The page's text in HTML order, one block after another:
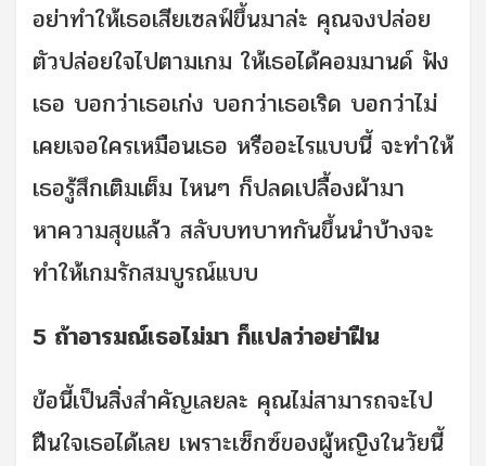
อย่าทำให้เธอเสียเซลฟ์ขึ้นมาล่ะ คุณจงปล่อย
ตัวปล่อยใจไปตามเกม ให้เธอได้คอมมานด์ ฟัง
เธอ บอกว่าเธอเก่ง บอกว่าเธอเริด บอกว่าไม่
เคยเจอใครเหมือนเธอ หรืออะไรแบบนี้ จะทำให้
เธอรู้สึกเติมเต็ม ไหนๆ ก็ปลดเปลื้องผ้ามา
หาความสุขแล้ว สลับบทบาทกันขึ้นนำบ้างจะ
ทำให้เกมรักสมบูรณ์แบบ
5 ถ้าอารมณ์เธอไม่มา ก็แปลว่าอย่าฝืน
ข้อนี้เป็นสิ่งสำคัญเลยละ คุณไม่สามารถจะไป
ฝืนใจเธอได้เลย เพราะเซ็กซ์ของผู้หญิงในวัยนี้